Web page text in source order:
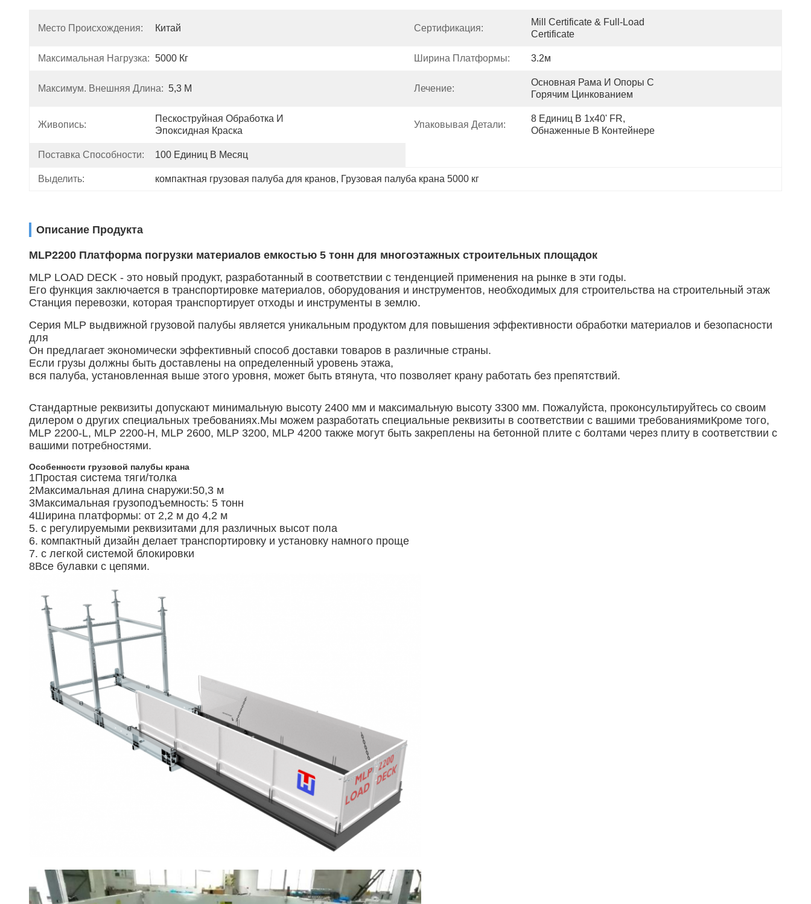
Место Происхождения: Китай Сертификация:
Mill Certificate & Full-Load
Certificate
Максимальная Нагрузка: 5000 Кг Ширина Платформы: 3.2м
Максимум. Внешняя Длина: 5,3 М Лечение:
Основная Рама И Опоры С
Горячим Цинкованием
Живопись:
Пескоструйная Обработка И
Эпоксидная Краска
Упаковывая Детали:
8 Единиц В 1x40' FR,
Обнаженные В Контейнере
Поставка Способности: 100 Единиц В Месяц
Выделить: компактная грузовая палуба для кранов, Грузовая палуба крана 5000 кг
Описание Продукта
MLP2200 Платформа погрузки материалов емкостью 5 тонн для многоэтажных строительных площадок
MLP LOAD DECK - это новый продукт, разработанный в соответствии с тенденцией применения на рынке в эти годы.
Его функция заключается в транспортировке материалов, оборудования и инструментов, необходимых для строительства на строительный этаж
Станция перевозки, которая транспортирует отходы и инструменты в землю.
Серия MLP выдвижной грузовой палубы является уникальным продуктом для повышения эффективности обработки материалов и безопасности
для
Он предлагает экономически эффективный способ доставки товаров в различные страны.
Если грузы должны быть доставлены на определенный уровень этажа,
вся палуба, установленная выше этого уровня, может быть втянута, что позволяет крану работать без препятствий.
Стандартные реквизиты допускают минимальную высоту 2400 мм и максимальную высоту 3300 мм. Пожалуйста, проконсультируйтесь со своим
дилером о других специальных требованиях.Мы можем разработать специальные реквизиты в соответствии с вашими требованиямиКроме того,
MLP 2200-L, MLP 2200-H, MLP 2600, MLP 3200, MLP 4200 также могут быть закреплены на бетонной плите с болтами через плиту в соответствии с
вашими потребностями.
Особенности грузовой палубы крана
1Простая система тяги/толка
2Максимальная длина снаружи:50,3 м
3Максимальная грузоподъемность: 5 тонн
4Ширина платформы: от 2,2 м до 4,2 м
5. с регулируемыми реквизитами для различных высот пола
6. компактный дизайн делает транспортировку и установку намного проще
7. с легкой системой блокировки
8Все булавки с цепями.